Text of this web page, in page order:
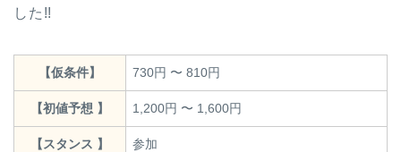
した!!
【仮条件】 730円 〜 810円
【初値予想 】 1,200円 〜 1,600円
【スタンス 】 参加